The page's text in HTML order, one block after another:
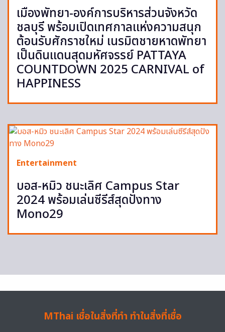
เมืองพัทยา-องค์การบริหารส่วนจังหวัด
ชลบุรี พร้อมเปิดเทศกาลแห่งความสนุก
ต้อนรับศักราชใหม่ เนรมิตชายหาดพัทยา
เป็นดินแดนสุดมหัศจรรย์ PATTAYA
COUNTDOWN 2025 CARNIVAL of
HAPPINESS
Entertainment
บอส-หมิว ชนะเลิศ Campus Star
2024 พร้อมเล่นซีรีส์สุดปังทาง
Mono29
MThai เชื่อในสิ่งที่ทำ ทำในสิ่งที่เชื่อ